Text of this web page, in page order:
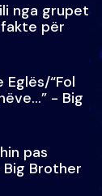
nga grupet
për
“Fol
- Big
pas
Brother